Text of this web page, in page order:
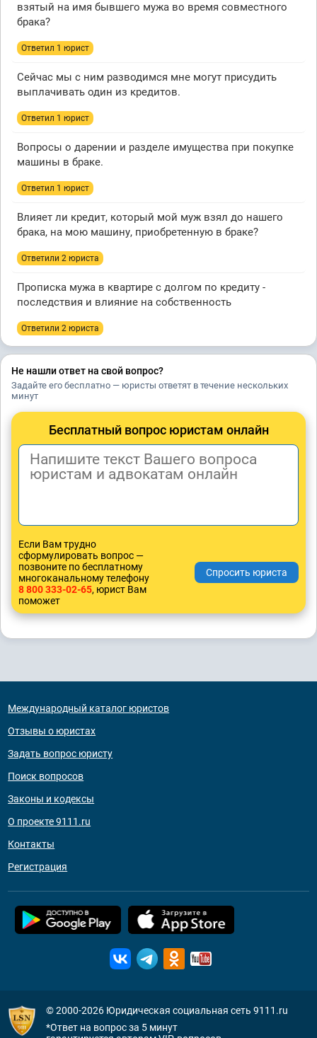
взятый на имя бывшего мужа во время совместного
брака?
Ответил 1 юрист
Сейчас мы с ним разводимся мне могут присудить
выплачивать один из кредитов.
Ответил 1 юрист
Вопросы о дарении и разделе имущества при покупке
машины в браке.
Ответил 1 юрист
Влияет ли кредит, который мой муж взял до нашего
брака, на мою машину, приобретенную в браке?
Ответили 2 юристa
Прописка мужа в квартире с долгом по кредиту -
последствия и влияние на собственность
Ответили 2 юристa
Не нашли ответ на свой вопрос?
Задайте его бесплатно — юристы ответят в течение нескольких
минут
Бесплатный вопрос юристам онлайн
Если Вам трудно
сформулировать вопрос —
позвоните по бесплатному
многоканальному телефону
8 800 333-02-65, юрист Вам
поможет
Международный каталог юристов
Отзывы о юристах
Задать вопрос юристу
Поиск вопросов
Законы и кодексы
О проекте 9111.ru
Контакты
Регистрация
© 2000-2026 Юридическая социальная сеть 9111.ru
*Ответ на вопрос за 5 минут